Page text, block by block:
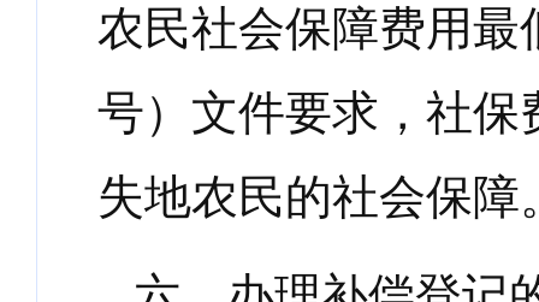
农民社会保障费用
号）文件要求，社
失地农民的社会保障